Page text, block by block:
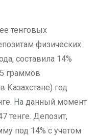
тенговых
физических
составила 14%
граммов
год
На данный момент
тенге. Депозит,
под 14% с учетом